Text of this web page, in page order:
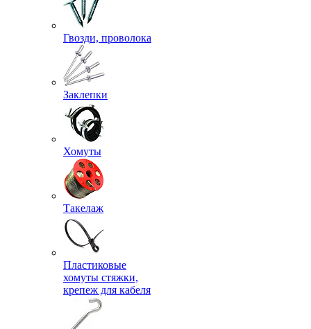
Гвозди, проволока
Заклепки
Хомуты
Такелаж
Пластиковые
хомуты стяжки,
крепеж для кабеля